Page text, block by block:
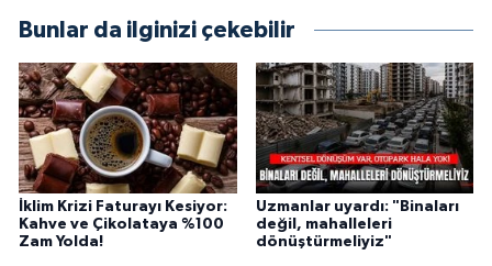
Bunlar da ilginizi çekebilir
İklim Krizi Faturayı Kesiyor:
Kahve ve Çikolataya %100
Zam Yolda!
Uzmanlar uyardı: "Binaları
değil, mahalleleri
dönüştürmeliyiz"